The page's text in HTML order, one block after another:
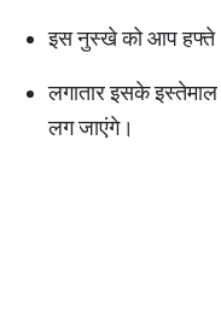
इस नुस्खे को आप हफ्ते
लगातार इसके
लग जाएंगे।